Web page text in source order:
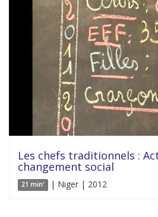
Les chefs traditionnels :
changement social
21 min' | Niger | 2012